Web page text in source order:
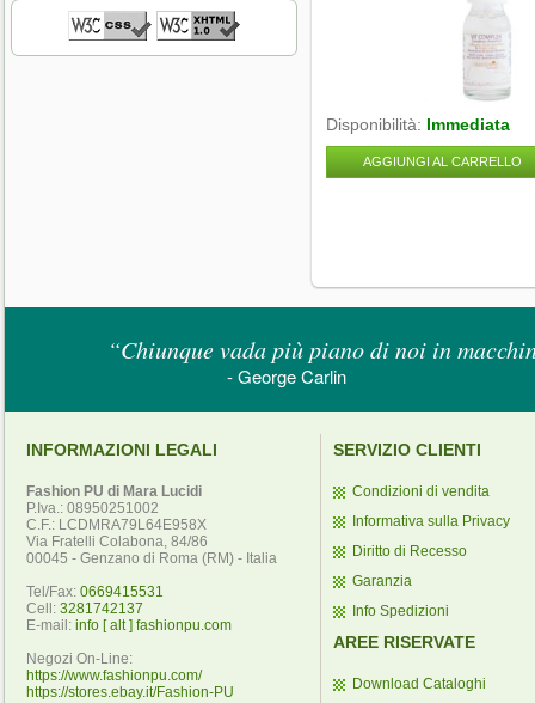
Disponibilità: Immediata
AGGIUNGI AL CARRELLO
“Chiunque vada più piano di noi in
- George Carlin
INFORMAZIONI LEGALI
Fashion PU di Mara Lucidi
P.Iva.: 08950251002
C.F.: LCDMRA79L64E958X
Via Fratelli Colabona, 84/86
00045 - Genzano di Roma (RM) - Italia
Tel/Fax: 0669415531
Cell: 3281742137
E-mail: info [ alt ] fashionpu.com
Negozi On-Line:
https://www.fashionpu.com/
https://stores.ebay.it/Fashion-PU
SERVIZIO CLIENTI
Condizioni di vendita
Informativa sulla Privacy
Diritto di Recesso
Garanzia
Info Spedizioni
AREE RISERVATE
Download Cataloghi